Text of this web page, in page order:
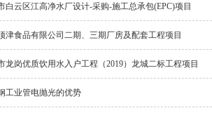
白云区江高净水厂设计-采购-施工总承包(EPC)项目
津食品有限公司二期、三期厂房及配套工程项目
龙岗优质饮用水入户工程（2019）龙城二标工程项目
工业管电抛光的优势